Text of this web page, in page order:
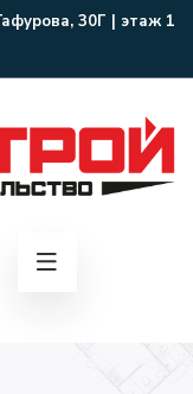
30Г | этаж 1